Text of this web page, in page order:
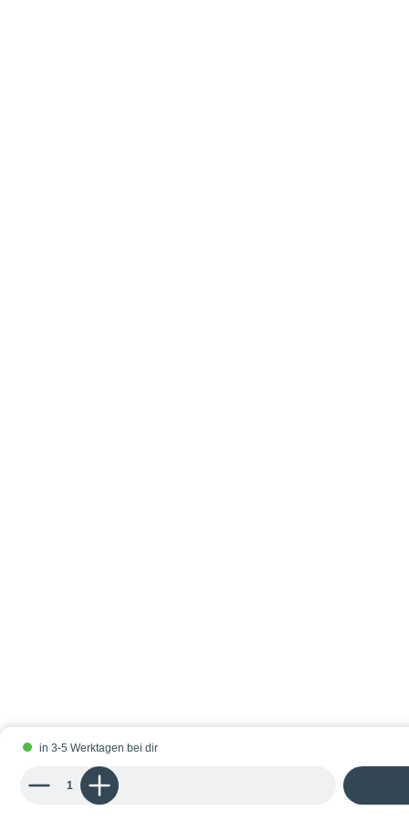
Produkt Anzahl: Gib den gewünschten Wert ein oder benutze die
in 3-5 Werktagen bei dir